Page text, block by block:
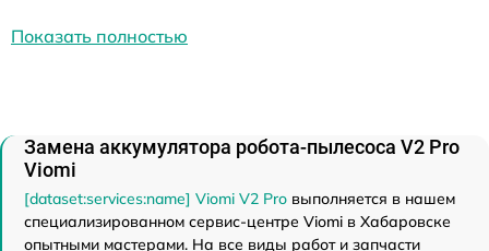
Показать полностью
Замена аккумулятора робота-пылесоса V2 Pro
Viomi
[dataset:services:name] Viomi V2 Pro выполняется в нашем
специализированном сервис-центре Viomi в Хабаровске
опытными мастерами. На все виды работ и запчасти